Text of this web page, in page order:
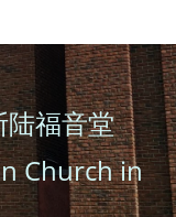
陆福音堂
Church in